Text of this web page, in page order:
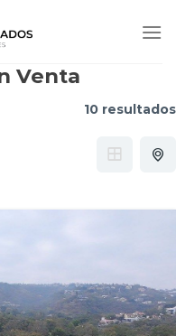
Venta
10 resultados